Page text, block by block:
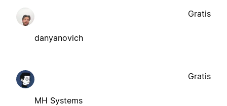
danyanovich
Gratis
MH Systems
Gratis